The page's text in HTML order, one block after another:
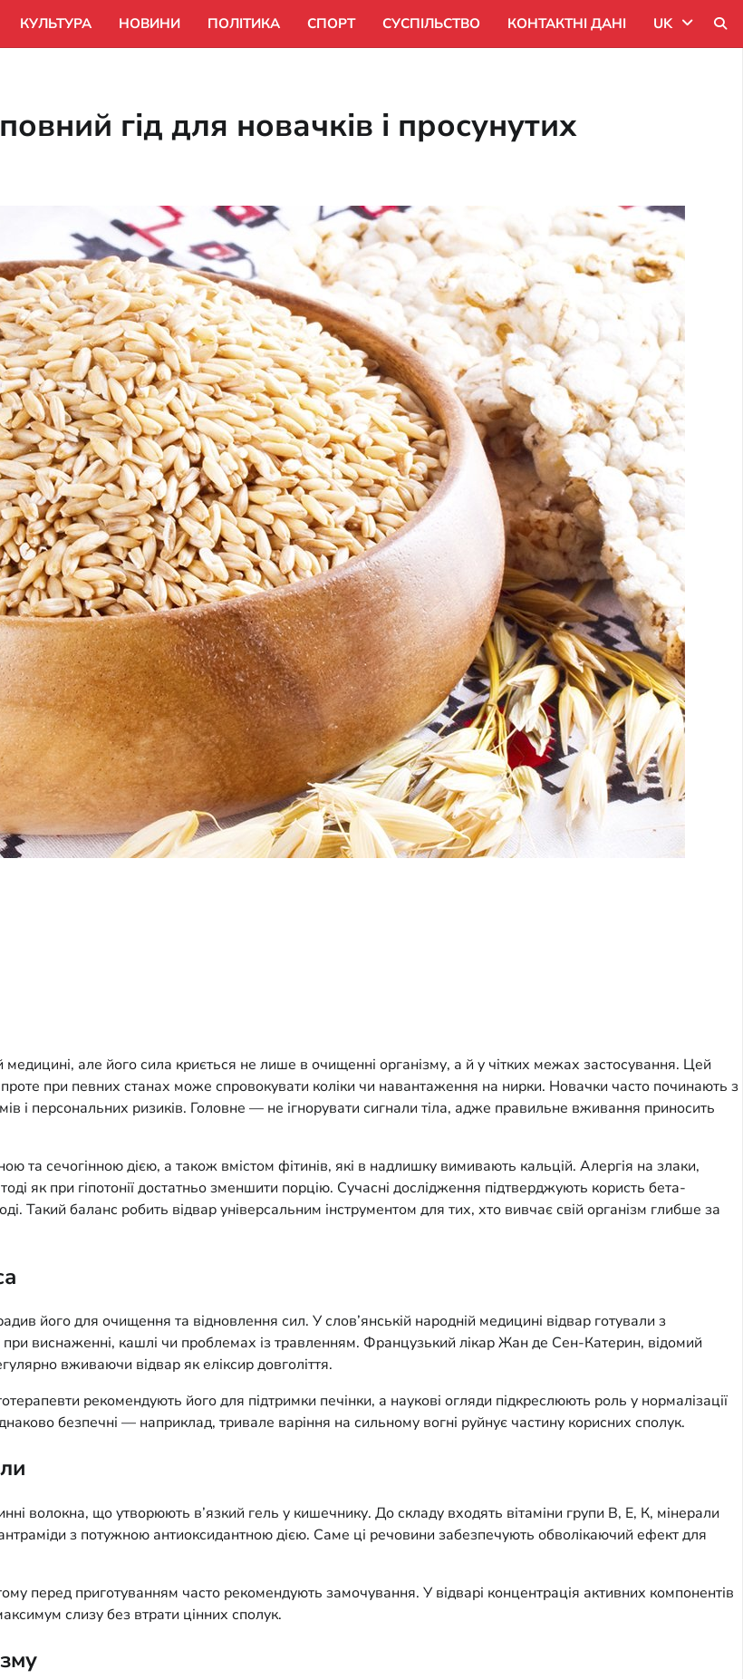
КУЛЬТУРА НОВИНИ ПОЛІТИКА СПОРТ СУСПІЛЬСТВО КОНТАКТНІ ДАНІ UK
гід для новачків і просунутих
але його сила криється не лише в очищенні організму, а й у чітких межах застосування. Цей
при певних станах може спровокувати коліки чи навантаження на нирки. Новачки часто починають з
і персональних ризиків. Головне — не ігнорувати сигнали тіла, адже правильне вживання приносить
та сечогінною дією, а також вмістом фітинів, які в надлишку вимивають кальцій. Алергія на злаки,
як при гіпотонії достатньо зменшити порцію. Сучасні дослідження підтверджують користь бета-
Такий баланс робить відвар універсальним інструментом для тих, хто вивчає свій організм глибше за
його для очищення та відновлення сил. У слов’янській народній медицині відвар готували з
виснаженні, кашлі чи проблемах із травленням. Французький лікар Жан де Сен-Катерин, відомий
вживаючи відвар як еліксир довголіття.
рекомендують його для підтримки печінки, а наукові огляди підкреслюють роль у нормалізації
безпечні — наприклад, тривале варіння на сильному вогні руйнує частину корисних сполук.
волокна, що утворюють в’язкий гель у кишечнику. До складу входять вітаміни групи B, Е, К, мінерали
з потужною антиоксидантною дією. Саме ці речовини забезпечують обволікаючий ефект для
перед приготуванням часто рекомендують замочування. У відварі концентрація активних компонентів
слизу без втрати цінних сполук.